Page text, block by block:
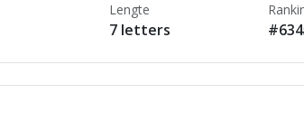
Lengte
7 letters